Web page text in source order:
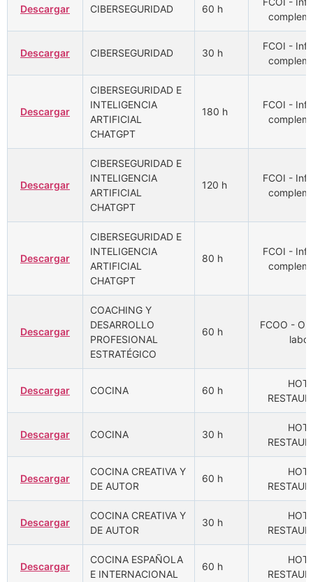
Descargar CIBERSEGURIDAD 60 h
Descargar CIBERSEGURIDAD 30 h
FCOI -
Descargar
CIBERSEGURIDAD E
INTELIGENCIA
ARTIFICIAL
CHATGPT
180 h
FCOI -
Descargar
CIBERSEGURIDAD E
INTELIGENCIA
ARTIFICIAL
CHATGPT
120 h
FCOI -
Descargar
CIBERSEGURIDAD E
INTELIGENCIA
ARTIFICIAL
CHATGPT
80 h
FCOI -
Descargar
COACHING Y
DESARROLLO
PROFESIONAL
ESTRATÉGICO
60 h
FCOO -
Descargar COCINA 60 h
Descargar COCINA 30 h
Descargar
COCINA CREATIVA Y
DE AUTOR
60 h
Descargar
COCINA CREATIVA Y
DE AUTOR
30 h
Descargar
COCINA ESPAÑOLA
E INTERNACIONAL
60 h